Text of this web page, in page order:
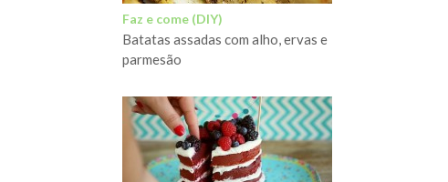
Faz e come (DIY)
Batatas assadas com alho, ervas e
parmesão